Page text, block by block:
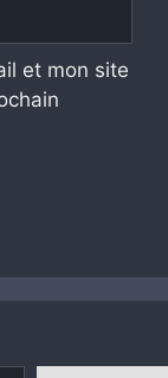
et mon site